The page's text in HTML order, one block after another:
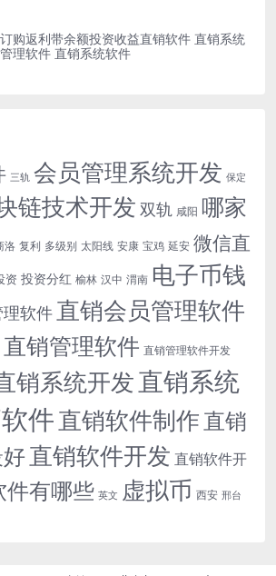
购返利带余额投资收益直销软件 直销系统
理软件 直销系统软件
三轨 会员管理系统开发 保定
链技术开发 双轨 咸阳 哪家
洛 复利 多级别 太阳线 安康 宝鸡 延安 微信直
资 投资分红 榆林 汉中 渭南 电子币钱
软件 直销会员管理软件
直销管理软件 直销管理软件开发
销系统开发直销系统
件直销软件制作直销
直销软件开发 直销软件开
件有哪些 英文 虚拟币 西安 邢台